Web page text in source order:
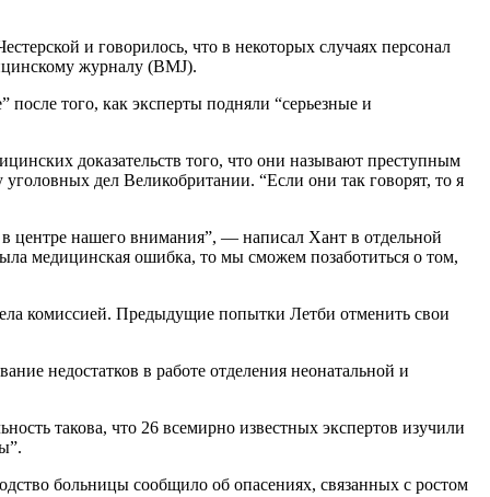
и говорилось, что в некоторых случаях персонал
журналу (BMJ).
того, как эксперты подняли “серьезные и
доказательств того, что они называют преступным
дел Великобритании. “Если они так говорят, то я
центре нашего внимания”, — написал Хант в отдельной
медицинская ошибка, то мы сможем позаботиться о том,
комиссией. Предыдущие попытки Летби отменить свои
недостатков в работе отделения неонатальной и
такова, что 26 всемирно известных экспертов изучили
больницы сообщило об опасениях, связанных с ростом